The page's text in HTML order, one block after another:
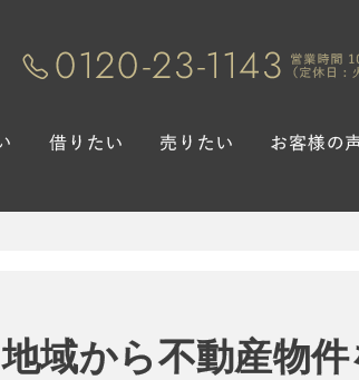
地域から不動産物